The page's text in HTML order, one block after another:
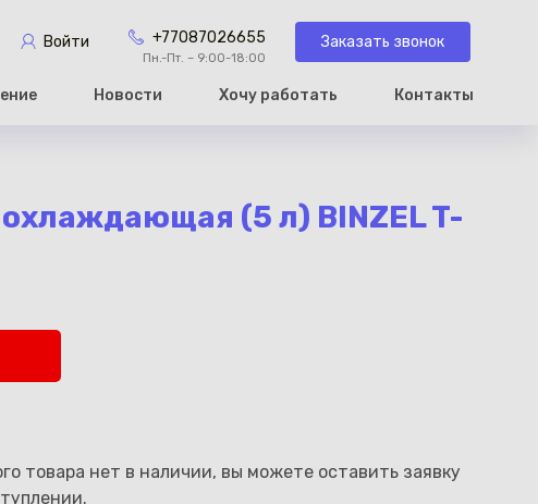
Войти +77087026655
Пн.-Пт. – 9:00-18:00
Заказать звонок
Новости Хочу работать Контакты
(5 л) BINZEL T-
товара нет в наличии, вы можете оставить заявку